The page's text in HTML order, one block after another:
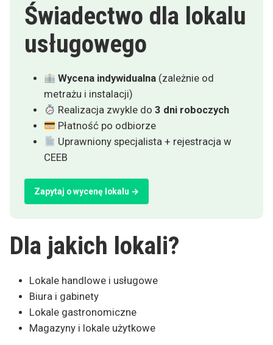
Świadectwo dla lokalu
usługowego
Wycena indywidualna(zależnie od
metrażu i instalacji)
Realizacja zwykle do 3 dni roboczych
Płatność po odbiorze
Uprawniony specjalista + rejestracja w
CEEB
Zapytaj o wycenę lokalu →
Dla jakich lokali?
Lokale handlowe i usługowe
Biura i gabinety
Lokale gastronomiczne
Magazyny i lokale użytkowe